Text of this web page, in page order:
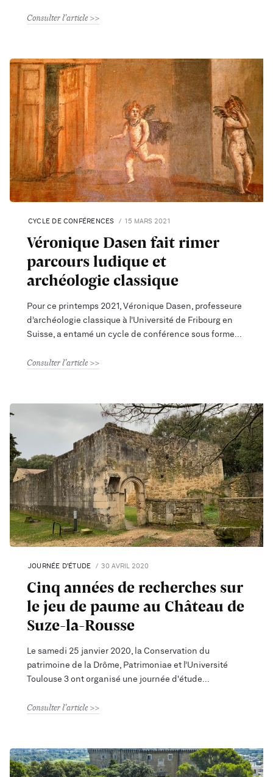
Consulter l'article
CYCLE DE CONFÉRENCES 15 MARS 2021
Véronique Dasen fait rimer
parcours ludique et
archéologie classique
Pour ce printemps 2021, Véronique Dasen, professeure
d’archéologie classique à l’Université de Fribourg en
Suisse, a entamé un cycle de conférence sous forme
Consulter l'article
JOURNÉE D’ÉTUDE 30 AVRIL 2020
Cinq années de recherches sur
le jeu de paume au Château de
Suze-la-Rousse
Le samedi 25 janvier 2020, la Conservation du
patrimoine de la Drôme, Patrimoniae et l’Université
Toulouse 3 ont organisé une journée d'étude
Consulter l'article